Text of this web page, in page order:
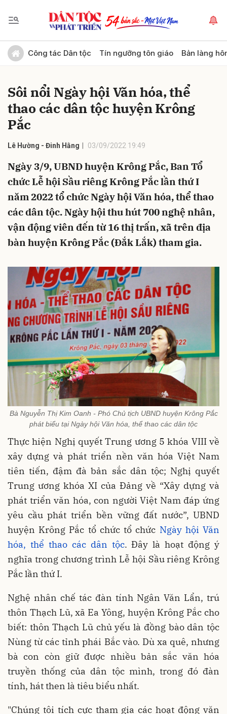
Công tác Dân tộc Tín ngưỡng tôn giáo Bản làng
Sôi nổi Ngày hội Văn hóa, thể
thao các dân tộc huyện Krông
Pắc
Lê Hường - Đinh Hằng 03/09/2022 19:49
Ngày 3/9, UBND huyện Krông Pắc, Ban Tổ
chức Lễ hội Sầu riêng Krông Pắc lần thứ I
năm 2022 tổ chức Ngày hội Văn hóa, thể thao
các dân tộc. Ngày hội thu hút 700 nghệ nhân,
vận động viên đến từ 16 thị trấn, xã trên địa
bàn huyện Krông Pắc (Đắk Lắk) tham gia.
Bà Nguyễn Thị Kim Oanh - Phó Chủ tịch UBND huyện Krông Pắc
phát biểu tại Ngày hội Văn hóa, thể thao các dân tộc
Thực hiện Nghị quyết Trung ương 5 khóa VIII về
xây dựng và phát triển nền văn hóa Việt Nam
tiên tiến, đậm đà bản sắc dân tộc; Nghị quyết
Trung ương khóa XI của Đảng về “Xây dựng và
phát triển văn hóa, con người Việt Nam đáp ứng
yêu cầu phát triển bền vững đất nước”, UBND
huyện Krông Pắc tổ chức tổ chức Ngày hội Văn
hóa, thể thao các dân tộc. Đây là hoạt động ý
nghĩa trong chương trình Lễ hội Sầu riêng Krông
Pắc lần thứ I.
Nghệ nhân chế tác đàn tính Ngân Văn Lẩn, trú
thôn Thạch Lũ, xã Ea Yông, huyện Krông Pắc cho
biết: thôn Thạch Lũ chủ yếu là đồng bào dân tộc
Nùng từ các tỉnh phái Bắc vào. Dù xa quê, nhưng
bà con còn giữ được nhiều bản sắc văn hóa
truyền thống của dân tộc mình, trong đó đàn
tính, hát then là tiêu biểu nhất.
"Chúng tôi tích cực tham gia các hoạt động văn
Gửi bình luận